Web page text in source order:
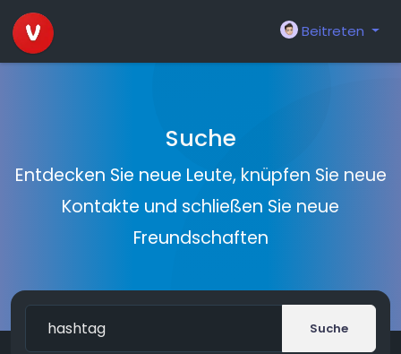
Beitreten
Suche
Entdecken Sie neue Leute, knüpfen Sie neue
Kontakte und schließen Sie neue
Freundschaften
Suche